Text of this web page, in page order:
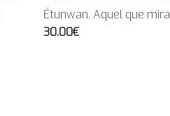
Étunwan. Aquel que mira
30.00€